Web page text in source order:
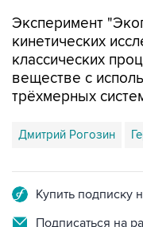
классических
веществе с
трёхмерных
Дмитрий Рогозин
Подписаться на
Получать